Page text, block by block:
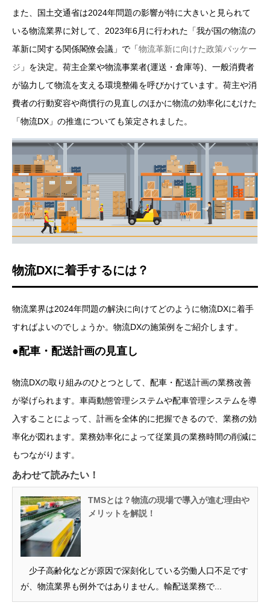
また、国土交通省は2024年問題の影響が特に大きいと見られて
いる物流業界に対して、2023年6月に行われた「我が国の物流の
革新に関する関係閣僚会議」で「物流革新に向けた政策パッケー
ジ 」を決定。荷主企業や物流事業者(運送・倉庫等)、一般消費者
が協力して物流を支える環境整備を呼びかけています。荷主や消
費者の行動変容や商慣行の見直しのほかに物流の効率化にむけた
「物流DX」の推進についても策定されました。
物流DXに着手するには？
物流業界は2024年問題の解決に向けてどのように物流DXに着手
すればよいのでしょうか。物流DXの施策例をご紹介します。
●配車・配送計画の見直し
物流DXの取り組みのひとつとして、配車・配送計画の業務改善
が挙げられます。車両動態管理システムや配車管理システムを導
入することによって、計画を全体的に把握できるので、業務の効
率化が図れます。業務効率化によって従業員の業務時間の削減に
もつながります。
あわせて読みたい！
TMSとは？物流の現場で導入が進む理由や
メリットを解説！
少子高齢化などが原因で深刻化している労働人口不足です
が、物流業界も例外ではありません。輸配送業務で...